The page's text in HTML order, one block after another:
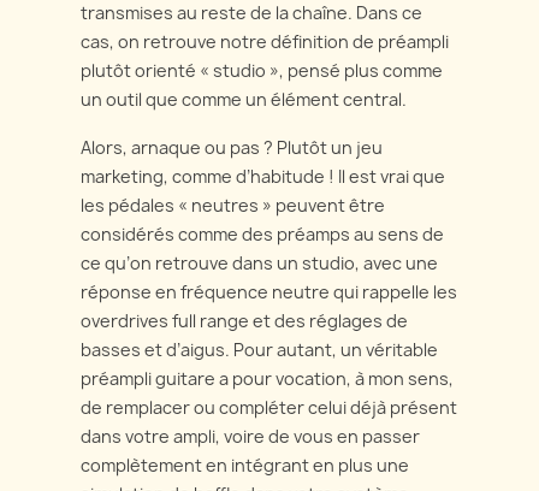
transmises au reste de la chaîne. Dans ce
cas, on retrouve notre définition de préampli
plutôt orienté « studio », pensé plus comme
un outil que comme un élément central.
Alors, arnaque ou pas ? Plutôt un jeu
marketing, comme d’habitude ! Il est vrai que
les pédales « neutres » peuvent être
considérés comme des préamps au sens de
ce qu’on retrouve dans un studio, avec une
réponse en fréquence neutre qui rappelle les
overdrives full range et des réglages de
basses et d’aigus. Pour autant, un véritable
préampli guitare a pour vocation, à mon sens,
de remplacer ou compléter celui déjà présent
dans votre ampli, voire de vous en passer
complètement en intégrant en plus une